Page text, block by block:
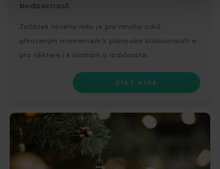
budoucnost
Začátek nového roku je pro mnoho párů
přirozeným momentem k plánování budoucnosti a
pro některé i k úvahám o rodičovství.
ČÍST VÍCE